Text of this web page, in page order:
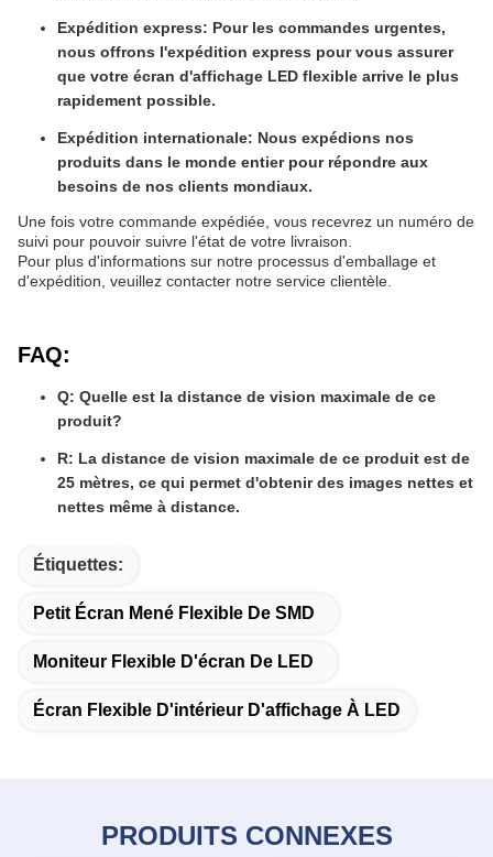
Expédition express: Pour les commandes urgentes,
nous offrons l'expédition express pour vous assurer
que votre écran d'affichage LED flexible arrive le plus
rapidement possible.
Expédition internationale: Nous expédions nos
produits dans le monde entier pour répondre aux
besoins de nos clients mondiaux.
Une fois votre commande expédiée, vous recevrez un numéro de
suivi pour pouvoir suivre l'état de votre livraison.
Pour plus d'informations sur notre processus d'emballage et
d'expédition, veuillez contacter notre service clientèle.
FAQ:
Q: Quelle est la distance de vision maximale de ce
produit?
R: La distance de vision maximale de ce produit est de
25 mètres, ce qui permet d'obtenir des images nettes et
nettes même à distance.
Étiquettes:
Petit Écran Mené Flexible De SMD
Moniteur Flexible D'écran De LED
Écran Flexible D'intérieur D'affichage À LED
PRODUITS CONNEXES